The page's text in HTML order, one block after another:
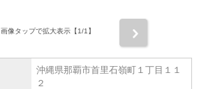
画像タップで拡大表示【1/1】
沖縄県那覇市首里石嶺町１丁目１１
２